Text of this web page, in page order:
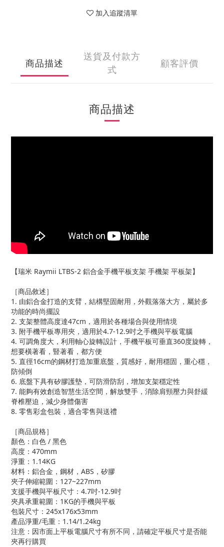
加入追蹤清單
商品描述
送貨及付款方
式
顧客評價
商品描述
【瑞米 Raymii LTBS-2 鋁合金手機平板支架 手機架 平板架】
［商品敘述］
1. 由鋁合金打造的支臂，結構堅固耐用，外觀落落大方，屬於多
功能的時尚擺設
2. 支架整體高度達47cm，適用於各種場合與使用情境
3. 附手機平板專用夾，適用於4.7-12.9吋之手機與平板電腦
4. 可調角度大，利用軸心旋轉設計，手機平板可垂直360度旋轉，
想要橫著看，豎著看，都方便
5. 直徑16cm的鋼材打造加重底盤，質感好，耐用穩固，重心穩，
防傾倒
6. 底盤下具有矽膠護墊，可防滑防刮，增加支架穩定性
7. 能夠有效創造智慧生活空間，解放雙手，消除肩頸壓力與舒緩
脊椎壓迫，減少身體傷害
8. 零售彩盒包裝，適合零售與送禮
［商品規格］
顏色：白色 / 黑色
高度：470mm
淨重：1.14KG
材料：鋁合金，鋼材，ABS，矽膠
夾子伸縮範圍：127~227mm
支援手機與平板尺寸：4.7吋-12.9吋
夾具承重範圍：1KG的手機與平板
包裝尺寸：245x176x53mm
產品淨重/毛重：1.14/1.24kg
注意：因市面上平板電腦尺寸有所不同，請確定平板尺寸是否能
夾再行購買